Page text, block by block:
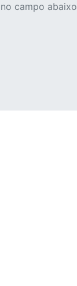
campo abaixo